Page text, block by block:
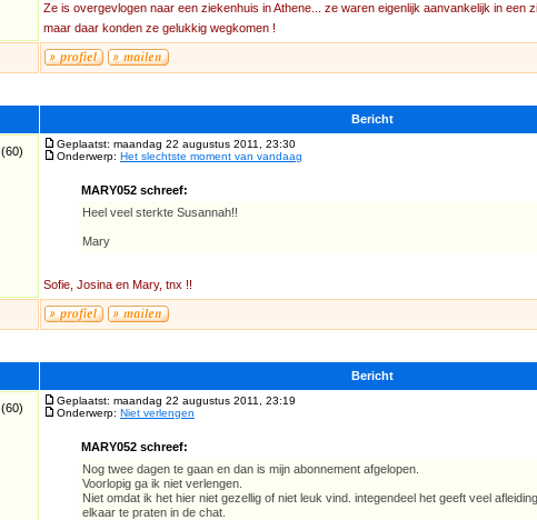
Ze is overgevlogen naar een ziekenhuis in Athene... ze waren eigenlijk aanvankelijk in een
maar daar konden ze gelukkig wegkomen !
Bericht
(60)
Geplaatst: maandag 22 augustus 2011, 23:30
Onderwerp: Het slechtste moment van vandaag
MARY052 schreef:
Heel veel sterkte Susannah!!
Mary
Sofie, Josina en Mary, tnx !!
Bericht
(60)
Geplaatst: maandag 22 augustus 2011, 23:19
Onderwerp: Niet verlengen
MARY052 schreef:
Nog twee dagen te gaan en dan is mijn abonnement afgelopen.
Voorlopig ga ik niet verlengen.
Niet omdat ik het hier niet gezellig of niet leuk vind. integendeel het geeft veel
elkaar te praten in de chat.